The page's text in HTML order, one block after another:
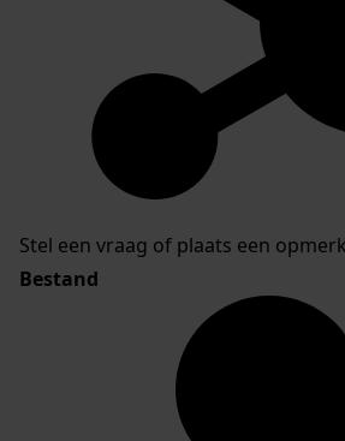
Stel een vraag of plaats een
Bestand